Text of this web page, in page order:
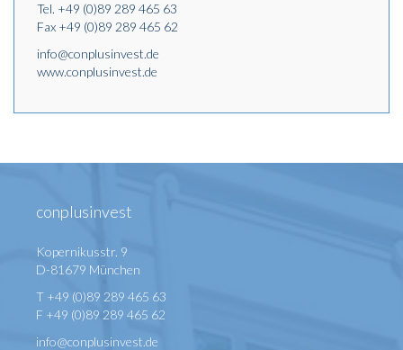
Tel. +49 (0)89 289 465 63
Fax +49 (0)89 289 465 62
info@conplusinvest.de
www.conplusinvest.de
conplusinvest
Kopernikusstr. 9
D-81679 München
T +49 (0)89 289 465 63
F +49 (0)89 289 465 62
info@conplusinvest.de